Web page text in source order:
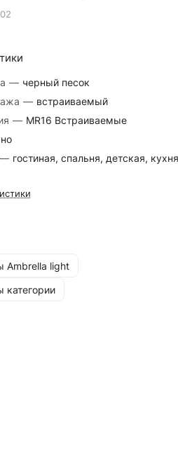
— черный песок
— встраиваемый
— MR16 Встраиваемые
— гостиная, спальня, детская,
Ambrella light
категории